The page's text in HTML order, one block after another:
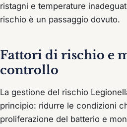
ristagni e temperature
rischio è un passaggio dovuto.
Fattori di rischio e
controllo
La gestione del rischio
principio: ridurre le condizioni
proliferazione del batterio e